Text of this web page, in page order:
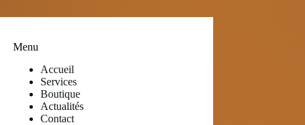
Menu
Accueil
Services
Boutique
Actualités
Contact